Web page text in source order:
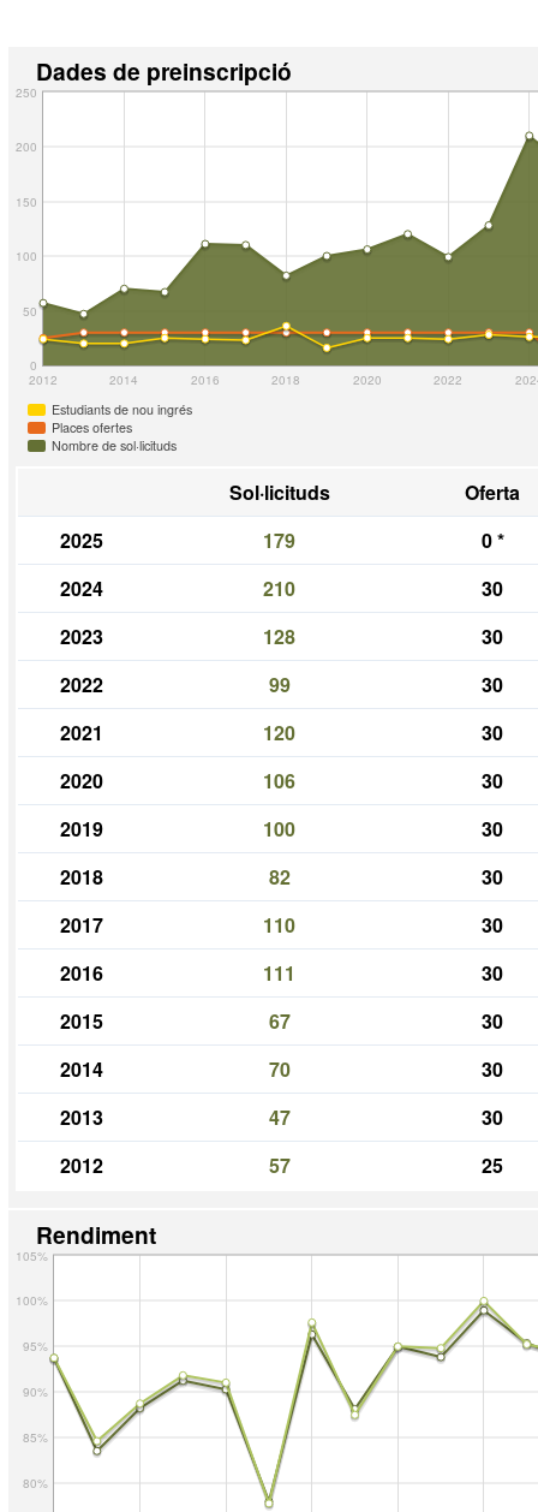
Dades de preinscripció
2012 2014 2016 2018 2020 2022
0
50
100
150
200
250
Estudiants de nou ingrés
Places ofertes
Nombre de sol·licituds
Sol·licituds
Oferta
2025
179 0*
2024
210
30
2023
128
30
2022
99
30
2021
120
30
2020
106
30
2019
100
30
2018
82
30
2017
110
30
2016
111
30
2015
67
30
2014
70
30
2013
47
30
2012
57 25
Rendiment
80%
85%
90%
95%
100%
105%